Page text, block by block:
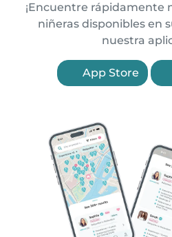
¡Encuentre rápidamente
niñeras disponibles en
nuestra
App Store